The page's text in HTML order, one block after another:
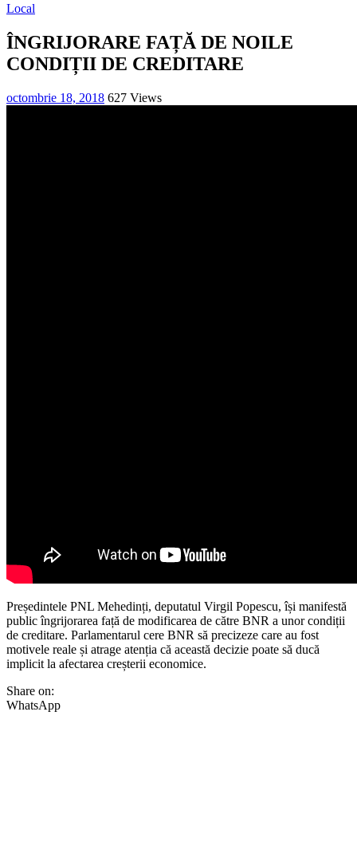
Local
ÎNGRIJORARE FAȚĂ DE NOILE
CONDIȚII DE CREDITARE
octombrie 18, 2018 627 Views
Președintele PNL Mehedinți, deputatul Virgil Popescu, își manifestă
public îngrijorarea față de modificarea de către BNR a unor condiții
de creditare. Parlamentarul cere BNR să precizeze care au fost
motivele reale și atrage atenția că această decizie poate să ducă
implicit la afectarea creșterii economice.
Share on:
WhatsApp